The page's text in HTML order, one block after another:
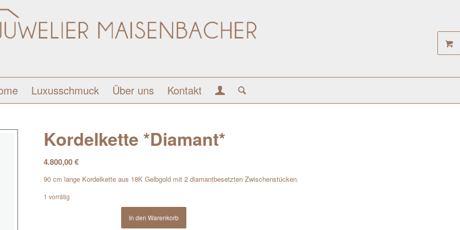
Luxusschmuck Über uns Kontakt
Kordelkette *Diamant*
4.800,00€
90 cm lange Kordelkette aus 18K Gelbgold mit 2 diamantbesetzten Zwischenstücken.
1 vorrätig
In den Warenkorb